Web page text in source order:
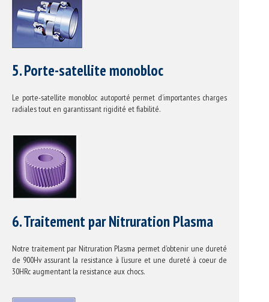
5. Porte-satellite monobloc
Le porte-satellite monobloc autoporté permet d’importantes charges
radiales tout en garantissant rigidité et fiabilité.
6. Traitement par Nitruration Plasma
Notre traitement par Nitruration Plasma permet d’obtenir une dureté
de 900Hv assurant la resistance à l’usure et une dureté à coeur de
30HRc augmentant la resistance aux chocs.